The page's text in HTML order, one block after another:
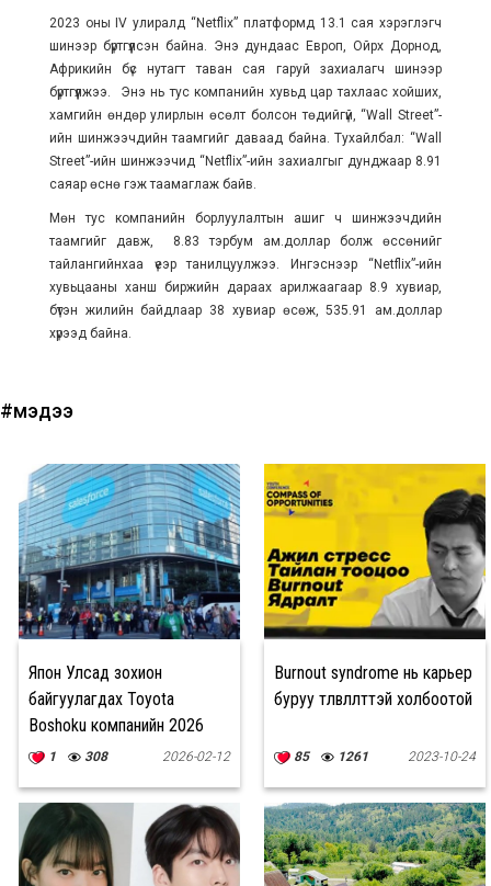
2023 оны IV улиралд “Netflix” платформд 13.1 сая хэрэглэгч
шинээр бүртгүүлсэн байна. Энэ дундаас Европ, Ойрх Дорнод,
Африкийн бүс нутагт таван сая гаруй захиалагч шинээр
бүртгүүлжээ. Энэ нь тус компанийн хувьд цар тахлаас хойших,
хамгийн өндөр улирлын өсөлт болсон төдийгүй, “Wall Street”-
ийн шинжээчдийн таамгийг даваад байна. Тухайлбал: “Wall
Street”-ийн шинжээчид “Netflix”-ийн захиалгыг дунджаар 8.91
саяар өснө гэж таамаглаж байв.
Мөн тус компанийн борлуулалтын ашиг ч шинжээчдийн
таамгийг давж, 8.83 тэрбум ам.доллар болж өссөнийг
тайлангийнхаа үеэр танилцуулжээ. Ингэснээр “Netflix”-ийн
хувьцааны ханш биржийн дараах арилжаагаар 8.9 хувиар,
бүтэн жилийн байдлаар 38 хувиар өсөж, 535.91 ам.доллар
хүрээд байна.
#мэдээ
Япон Улсад зохион
байгуулагдах Toyota
Boshoku компанийн 2026
оны зуны дадлагын хөтөлбөр
1 308 2026-02-12
Burnout syndrome нь карьер
буруу төлөвлөлттэй холбоотой
85 1261 2023-10-24